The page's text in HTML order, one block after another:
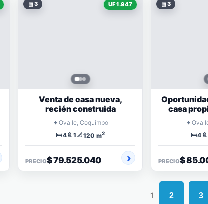
▧3 UF 1.947
Venta de casa nueva,
recién construida
⌖ Ovalle, Coquimbo
🛏️4🚿 1📐120 m2
PRECIO$ 79.525.040
▧3
casa
⌖
🛏️4 🚿
PRECIO$
1 2 3